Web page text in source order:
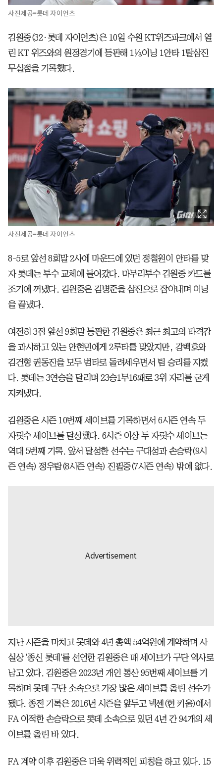
사진제공=롯데 자이언츠
김원중(32·롯데 자이언츠)은 10일 수원 KT위즈파크에서 열
린 KT 위즈와의 원정경기에 등판해 1⅓이닝 1안타 1탈삼진
무실점을 기록했다.
사진제공=롯데 자이언츠
8-5로 앞선 8회말 2사에 마운드에 있던 정철원이 안타를 맞
자 롯데는 투수 교체에 들어갔다. 마무리투수 김원중 카드를
조기에 꺼냈다. 김원중은 김병준을 삼진으로 잡아내며 이닝
을 끝냈다.
여전히 3점 앞선 9회말 등판한 김원중은 최근 최고의 타격감
을 과시하고 있는 안현민에게 2루타를 맞았지만, 강백호와
김건형 권동진을 모두 범타로 돌려세우면서 팀 승리를 지켰
다. 롯데는 3연승을 달리며 23승1무16패로 3위 자리를 굳게
지켜냈다.
김원중은 시즌 10번째 세이브를 기록하면서 6시즌 연속 두
자릿수 세이브를 달성했다. 6시즌 이상 두 자릿수 세이브는
역대 5번째 기록. 앞서 달성한 선수는 구대성과 손승락(9시
즌 연속) 정우람(8시즌 연속) 진필중(7시즌 연속) 밖에 없다.
지난 시즌을 마치고 롯데와 4년 총액 54억원에 계약하며 사
실상 '종신 롯데'를 선언한 김원중은 매 세이브가 구단 역사로
남고 있다. 김원중은 2023년 개인 통산 95번째 세이브를 기
록하며 롯데 구단 소속으로 가장 많은 세이브를 올린 선수가
됐다. 종전 기록은 2016년 시즌을 앞두고 넥센(현 키움)에서
FA 이적한 손승락으로 롯데 소속으로 있던 4년 간 94개의 세
이브를 올린 바 있다.
FA 계약 이후 김원중은 더욱 위력적인 피칭을 하고 있다. 15